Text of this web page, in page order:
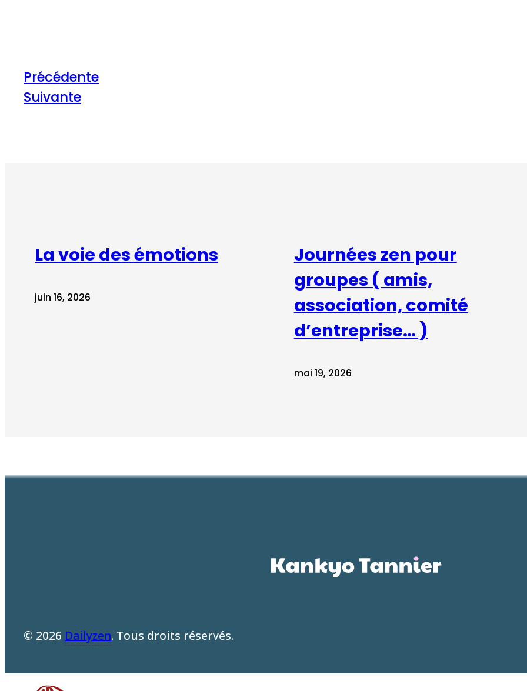
Précédente
Suivante
La voie des émotions
juin 16, 2026
Journées zen pour
groupes ( amis,
association, comité
d’entreprise… )
mai 19, 2026
© 2026 Dailyzen. Tous droits réservés.